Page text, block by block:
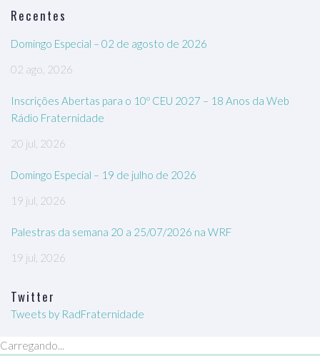
Recentes
Domingo Especial – 02 de agosto de 2026
02 ago, 2026
Inscrições Abertas para o 10º CEU 2027 – 18 Anos da Web
Rádio Fraternidade
20 jul, 2026
Domingo Especial – 19 de julho de 2026
19 jul, 2026
Palestras da semana 20 a 25/07/2026 na WRF
19 jul, 2026
Twitter
Tweets by RadFraternidade
Carregando...